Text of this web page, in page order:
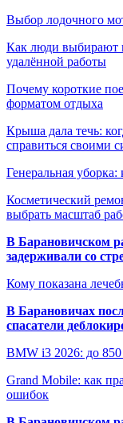
Выбор лодочного
Как люди выбирают
удалённой работы
Почему короткие
форматом отдыха
Крыша дала течь:
справиться своими
Генеральная уборка:
Косметический
выбрать масштаб
В Барановичском
задерживали со
Кому показана
В Барановичах
спасатели
BMW i3 2026: до 850
Grand Mobile: как
ошибок